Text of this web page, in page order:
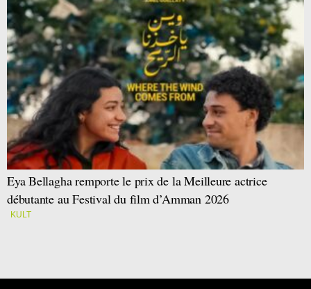
Eya Bellagha remporte le prix de la Meilleure actrice
débutante au Festival du film d’Amman 2026
KULT